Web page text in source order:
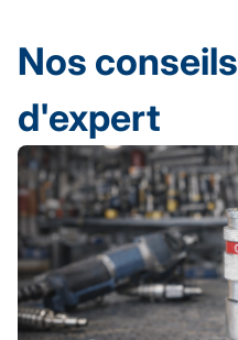
Nos conseils
d'expert